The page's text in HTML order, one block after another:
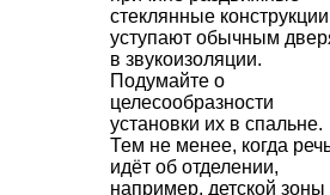
стеклянные конструкции
уступают обычным
в звукоизоляции.
Подумайте о
целесообразности
установки их в спальне.
Тем не менее, когда
идёт об отделении,
например, детской зоны